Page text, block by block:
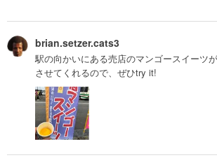
brian.setzer.cats3
駅の向かいにある売店のマンゴースイーツ
させてくれるので、ぜひtry it!